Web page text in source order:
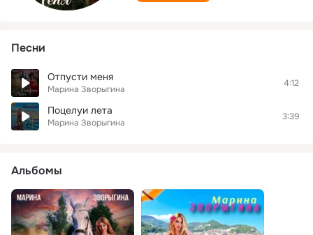
Песни
Отпусти меня
Марина Зворыгина
4:12
Поцелуи лета
Марина Зворыгина
3:39
Альбомы